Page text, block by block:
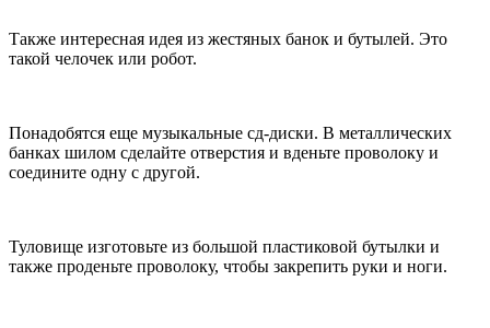
Также интересная идея из жестяных банок и бутылей. Это
такой челочек или робот.
Понадобятся еще музыкальные сд-диски. В металлических
банках шилом сделайте отверстия и вденьте проволоку и
соедините одну с другой.
Туловище изготовьте из большой пластиковой бутылки и
также проденьте проволоку, чтобы закрепить руки и ноги.